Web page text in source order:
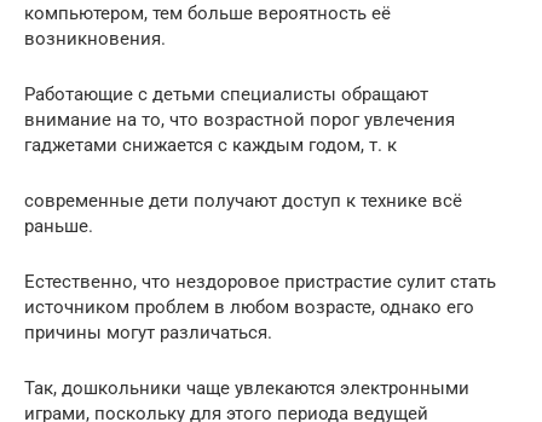
компьютером, тем больше вероятность её
возникновения.
Работающие с детьми специалисты обращают
внимание на то, что возрастной порог увлечения
гаджетами снижается с каждым годом, т. к
современные дети получают доступ к технике всё
раньше.
Естественно, что нездоровое пристрастие сулит стать
источником проблем в любом возрасте, однако его
причины могут различаться.
Так, дошкольники чаще увлекаются электронными
играми, поскольку для этого периода ведущей